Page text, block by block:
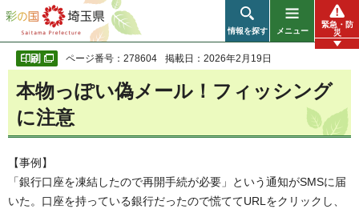
彩の国 埼玉県
情報を探す メニュー
緊急・防
災
ページ番号：278604 掲載日：2026年2月19日
本物っぽい偽メール！フィッシング
に注意
【事例】
「銀行口座を凍結したので再開手続が必要」という通知がSMSに届
いた。口座を持っている銀行だったので慌ててURLをクリックし、